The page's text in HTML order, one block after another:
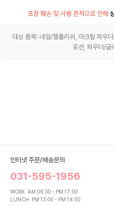
포장 훼손 및 사용 흔적으로 인해
대상 품목: 네일/젤폴리쉬, 아크릴 파우
로션, 파우더/글
인터넷 주문/배송문의
031-595-1956
WORK AM 09:30 ~ PM 17:00
LUNCH PM 13:00 ~ PM 14:00